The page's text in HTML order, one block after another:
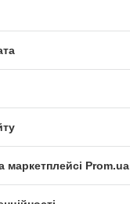
маркетплейсі Prom.ua